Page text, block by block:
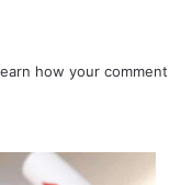
how your comment